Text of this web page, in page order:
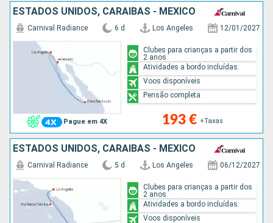
ESTADOS UNIDOS, CARAIBAS - MEXICO
Pague em 4X
Carnival Radiance 6 d Los Angeles 12/01/2027
193 € +Taxas
Clubes para crianças a partir dos
2 anos
Atividades a bordo incluídas:
Voos disponíveis
Pensão completa
ESTADOS UNIDOS, CARAIBAS - MEXICO
Carnival Radiance 5 d Los Angeles 06/12/2027
Clubes para crianças a partir dos
2 anos
Atividades a bordo incluídas:
Voos disponíveis